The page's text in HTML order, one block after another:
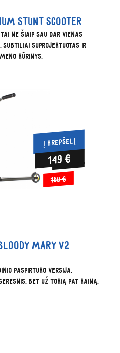
stunt scooter
ne šiaip sau dar vienas
subtiliai suprojektuotas ir
kūrinys.
Į KREPŠELĮ
149 €
160 €
mary V2
paspirtuko versija.
bet už tokią pat kainą,